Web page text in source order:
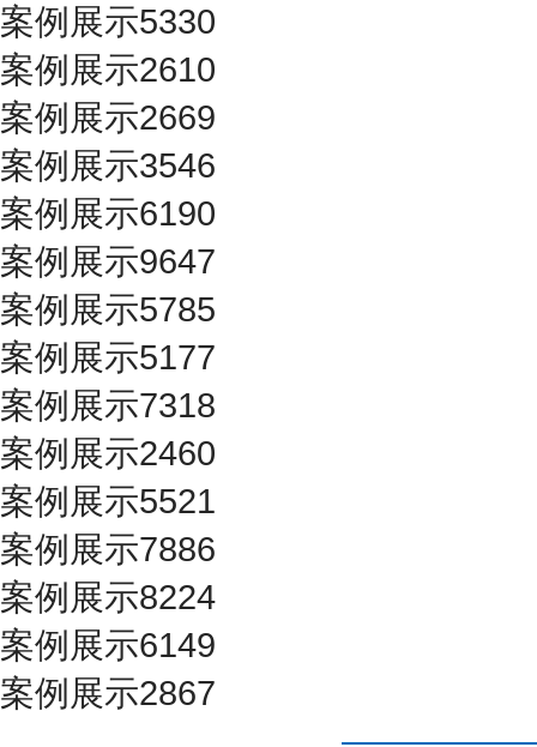
案例展示5330
案例展示2610
案例展示2669
案例展示3546
案例展示6190
案例展示9647
案例展示5785
案例展示5177
案例展示7318
案例展示2460
案例展示5521
案例展示7886
案例展示8224
案例展示6149
案例展示2867